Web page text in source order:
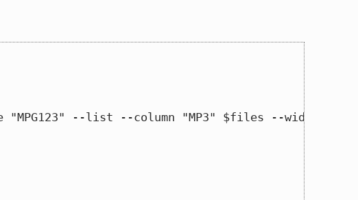
"MPG123" --list --column "MP3" $files --width=300